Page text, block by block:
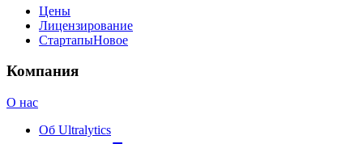
Цены
Лицензирование
СтартапыНовое
Компания
О нас
Об Ultralytics